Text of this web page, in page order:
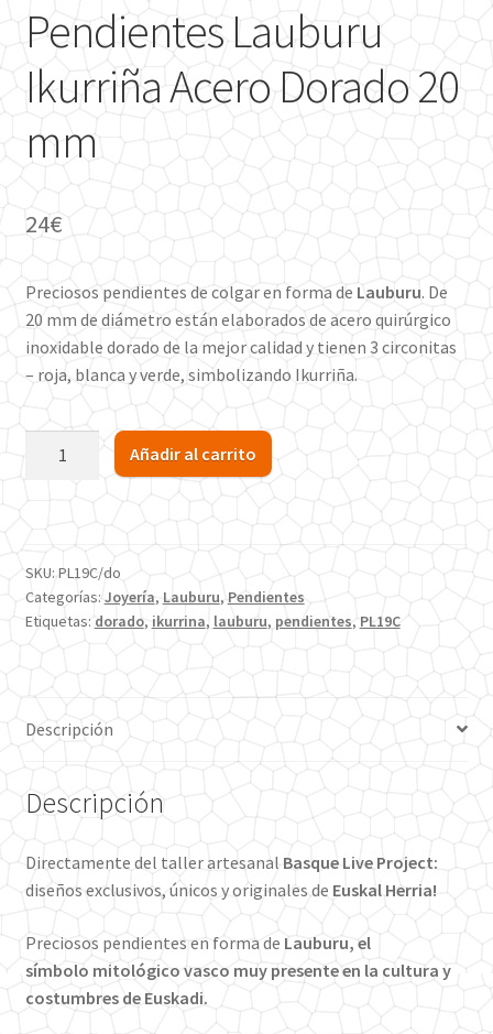
Pendientes Lauburu
Ikurriña Acero Dorado 20
mm
24€
Preciosos pendientes de colgar en forma de Lauburu. De
20 mm de diámetro están elaborados de acero quirúrgico
inoxidable dorado de la mejor calidad y tienen 3 circonitas
– roja, blanca y verde, simbolizando Ikurriña.
Pendientes
Ikurriña
Acero
Dorado
20
mm
cantidad
Añadir al carrito
SKU:PL19C/do
Categorías:Joyería, Lauburu,Pendientes
Etiquetas:dorado, ikurrina, lauburu, pendientes,PL19C
Descripción
Descripción
Directamente del taller artesanalBasque Live Project:
diseños exclusivos, únicos y originales de Euskal Herria!
Preciosos pendientes en forma de Lauburu, el
símbolo mitológico vasco muy presente en la cultura y
costumbres de Euskadi.